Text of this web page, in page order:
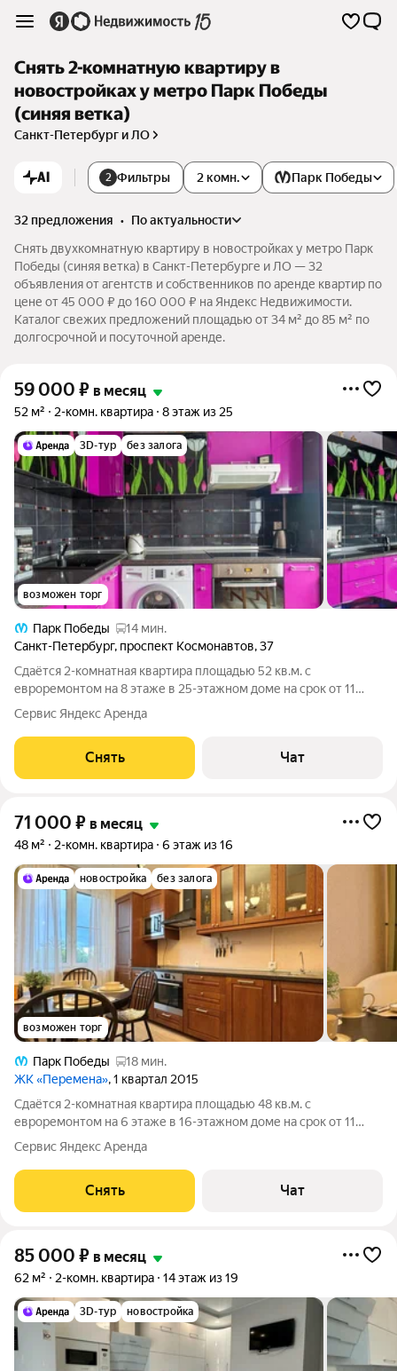
Снять 2-комнатную квартиру в
новостройках у метро Парк Победы
(синяя ветка)
Санкт-Петербург и ЛО
AI 2 Фильтры 2 комн. Парк Победы
32 предложения •
по актуальности
Снять двухкомнатную квартиру в новостройках у метро Парк
Победы (синяя ветка) в Санкт-Петербурге и ЛО — 32
объявления от агентств и собственников по аренде квартир по
цене от 45 000 ₽ до 160 000 ₽ на Яндекс Недвижимости.
Каталог свежих предложений площадью от 34 м² до 85 м² по
долгосрочной и посуточной аренде.
59 000 ₽ в месяц
52 м² 2-комн. квартира 8 этаж из 25
3D-тур без залога
возможен торг
Парк Победы
14 мин.
Санкт-Петербург, проспект Космонавтов,37
Сдаётся 2-комнатная квартира площадью 52 кв.м. с
евроремонтом на 8 этаже в 25-этажном доме на срок от 11
месяцев. Из техники есть: Телевизор Духовой шкаф
Стиральная машина Холодильник Кондиционер Бойлер
Микроволновка Пылесос Дом - монолитный,
Сервис Яндекс Аренда
Снять Чат
71 000 ₽ в месяц
48 м² 2-комн. квартира 6 этаж из 16
новостройка без залога
возможен торг
Парк Победы
18 мин.
ЖК «Перемена», 1 квартал 2015
Сдаётся 2-комнатная квартира площадью 48 кв.м. с
евроремонтом на 6 этаже в 16-этажном доме на срок от 11
месяцев. Из техники есть: Телевизор Духовой шкаф
Стиральная машина Холодильник Посудомоечная машина
Бойлер Микроволновка Пылесос Дом -
Сервис Яндекс Аренда
Снять Чат
85 000 ₽ в месяц
62 м² 2-комн. квартира 14 этаж из 19
3D-тур новостройка